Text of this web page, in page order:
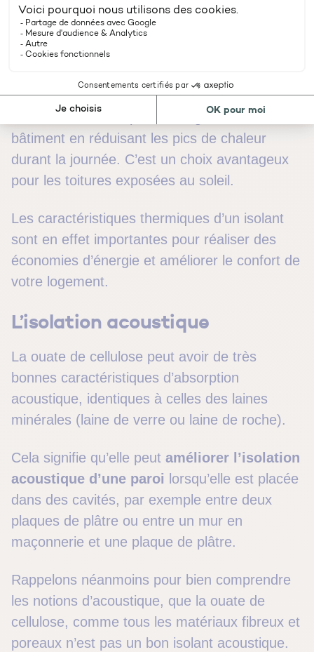
à réduire les déperditions de chaleur en hiver
et à maintenir la fraîcheur en été.
déphasage thermiquequi contribue au
maintien d’une température agréable dans le
bâtiment en réduisant les pics de chaleur
durant la journée. C’est un choix avantageux
pour les toitures exposées au soleil.
Les caractéristiques thermiques d’un isolant
sont en effet importantes pour réaliser des
économies d’énergie et améliorer le confort de
votre logement.
L’isolation acoustique
La ouate de cellulose peut avoir de très
bonnes caractéristiques d’absorption
acoustique, identiques à celles des laines
minérales (laine de verre ou laine de roche).
Cela signifie qu’elle peut améliorer l’isolation
acoustique d’une paroi lorsqu’elle est placée
dans des cavités, par exemple entre deux
plaques de plâtre ou entre un mur en
maçonnerie et une plaque de plâtre.
Rappelons néanmoins pour bien comprendre
les notions d’acoustique, que la ouate de
cellulose, comme tous les matériaux fibreux et
poreaux n’est pas un bon isolant acoustique.